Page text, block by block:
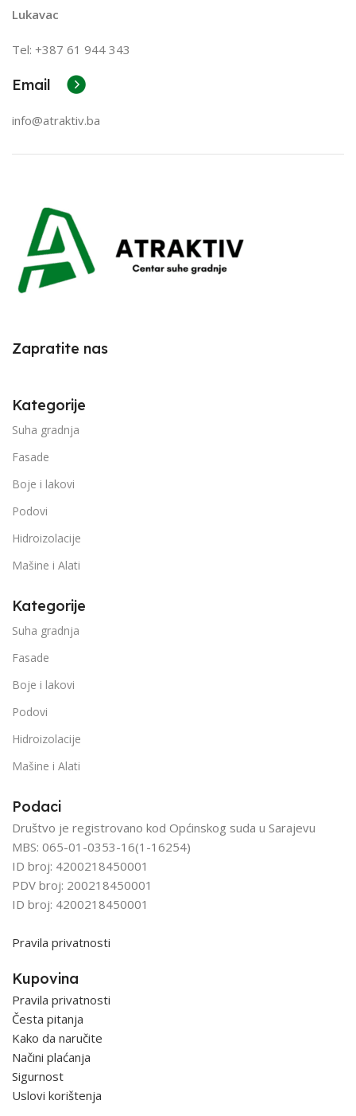
Lukavac
Tel: +387 61 944 343
Email
info@atraktiv.ba
Zapratite nas
Kategorije
Suha gradnja
Fasade
Boje i lakovi
Podovi
Hidroizolacije
Mašine i Alati
Kategorije
Suha gradnja
Fasade
Boje i lakovi
Podovi
Hidroizolacije
Mašine i Alati
Podaci
Društvo je registrovano kod Općinskog suda u Sarajevu
MBS: 065-01-0353-16(1-16254)
ID broj: 4200218450001
PDV broj: 200218450001
ID broj: 4200218450001
Pravila privatnosti
Kupovina
Pravila privatnosti
Česta pitanja
Kako da naručite
Načini plaćanja
Sigurnost
Uslovi korištenja